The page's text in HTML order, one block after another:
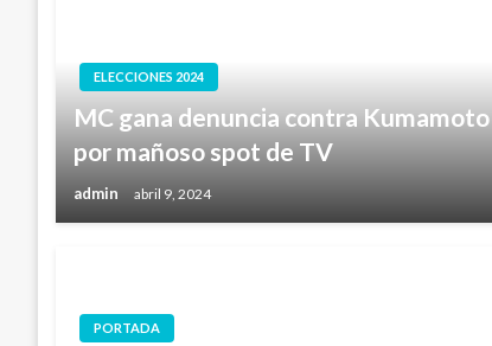
ELECCIONES 2024
MC gana denuncia contra Kumamoto
por mañoso spot de TV
admin abril 9, 2024
PORTADA